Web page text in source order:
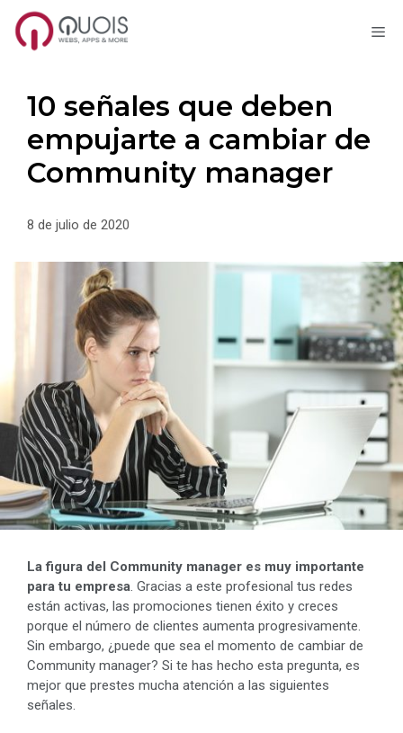
Saltar
contenido10 señales que deben
empujarte a cambiar de
Community manager
8 de julio de 2020
La figura del Community manager es muy importante
para tu empresa. Gracias a este profesional tus redes
están activas, las promociones tienen éxito y creces
porque el número de clientes aumenta progresivamente.
Sin embargo, ¿puede que sea el momento de cambiar de
Community manager? Si te has hecho esta pregunta, es
mejor que prestes mucha atención a las siguientes
señales.